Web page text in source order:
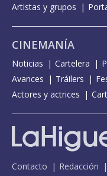
Artistas y grupos
CINEMANÍA
Noticias Cartelera
Avances
Tráilers
Actores y actrices
Contacto Redacción